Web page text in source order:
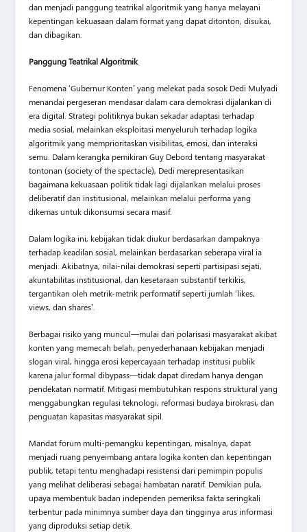
dan menjadi panggung teatrikal algoritmik yang hanya melayani
kepentingan kekuasaan dalam format yang dapat ditonton, disukai,
dan dibagikan.
Panggung Teatrikal Algoritmik
Fenomena ‘Gubernur Konten’ yang melekat pada sosok Dedi Mulyadi
menandai pergeseran mendasar dalam cara demokrasi dijalankan di
era digital. Strategi politiknya bukan sekadar adaptasi terhadap
media sosial, melainkan eksploitasi menyeluruh terhadap logika
algoritmik yang memprioritaskan visibilitas, emosi, dan interaksi
semu. Dalam kerangka pemikiran Guy Debord tentang masyarakat
tontonan (society of the spectacle), Dedi merepresentasikan
bagaimana kekuasaan politik tidak lagi dijalankan melalui proses
deliberatif dan institusional, melainkan melalui performa yang
dikemas untuk dikonsumsi secara masif.
Dalam logika ini, kebijakan tidak diukur berdasarkan dampaknya
terhadap keadilan sosial, melainkan berdasarkan seberapa viral ia
menjadi. Akibatnya, nilai-nilai demokrasi seperti partisipasi sejati,
akuntabilitas institusional, dan kesetaraan substantif terkikis,
tergantikan oleh metrik-metrik performatif seperti jumlah ‘likes,
views, dan shares’.
Berbagai risiko yang muncul—mulai dari polarisasi masyarakat akibat
konten yang memecah belah, penyederhanaan kebijakan menjadi
slogan viral, hingga erosi kepercayaan terhadap institusi publik
karena jalur formal dibypass—tidak dapat diredam hanya dengan
pendekatan normatif. Mitigasi membutuhkan respons struktural yang
menggabungkan regulasi teknologi, reformasi budaya birokrasi, dan
penguatan kapasitas masyarakat sipil.
Mandat forum multi-pemangku kepentingan, misalnya, dapat
menjadi ruang penyeimbang antara logika konten dan kepentingan
publik, tetapi tentu menghadapi resistensi dari pemimpin populis
yang melihat deliberasi sebagai hambatan naratif. Demikian pula,
upaya membentuk badan independen pemeriksa fakta seringkali
terbentur pada minimnya sumber daya dan tingginya arus informasi
yang diproduksi setiap detik.